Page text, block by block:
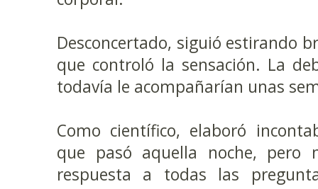
Desconcertado, siguió estirando
que controló la sensación. La
todavía le acompañarían unas
Como científico, elaboró
que pasó aquella noche, pero
respuesta a todas las